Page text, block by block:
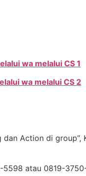
wa melalui CS 1
wa melalui CS 2
Action di
atau 0819-